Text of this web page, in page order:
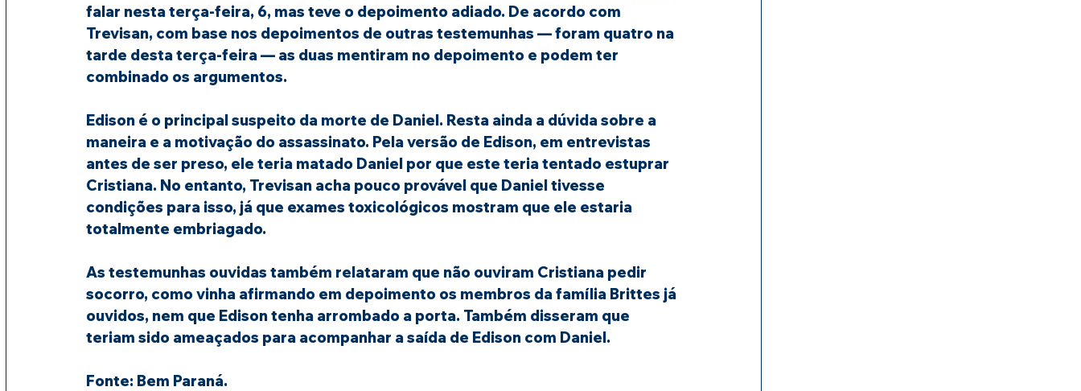
falar nesta terça-feira, 6, mas teve o depoimento adiado. De acordo com
Trevisan, com base nos depoimentos de outras testemunhas — foram quatro na
tarde desta terça-feira — as duas mentiram no depoimento e podem ter
combinado os argumentos.
Edison é o principal suspeito da morte de Daniel. Resta ainda a dúvida sobre a
maneira e a motivação do assassinato. Pela versão de Edison, em entrevistas
antes de ser preso, ele teria matado Daniel por que este teria tentado estuprar
Cristiana. No entanto, Trevisan acha pouco provável que Daniel tivesse
condições para isso, já que exames toxicológicos mostram que ele estaria
totalmente embriagado.
As testemunhas ouvidas também relataram que não ouviram Cristiana pedir
socorro, como vinha afirmando em depoimento os membros da família Brittes já
ouvidos, nem que Edison tenha arrombado a porta. Também disseram que
teriam sido ameaçados para acompanhar a saída de Edison com Daniel.
Fonte: Bem Paraná.